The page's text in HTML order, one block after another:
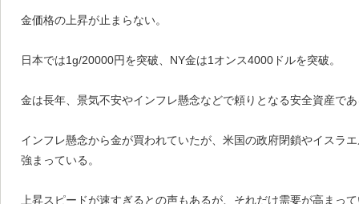
金価格の上昇が止まらない。
日本では1g/20000円を突破、NY金は1オンス4000ドルを突破。
金は長年、景気不安やインフレ懸念などで頼りとなる安全資産で
インフレ懸念から金が買われていたが、米国の政府閉鎖やイスラ
強まっている。
上昇スピードが速すぎるとの声もあるが、それだけ需要が高まっ